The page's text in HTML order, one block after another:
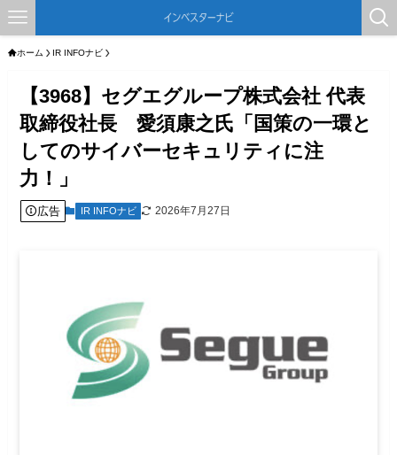
ホーム IR INFOナビ
【3968】セグエグループ株式会社 代表
取締役社長 愛須康之氏「国策の一環と
してのサイバーセキュリティに注
力！」
広告 IR INFOナビ 2026年7月27日